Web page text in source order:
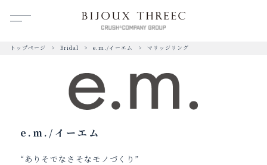
トップページ Bridal e.m./イーエム マリッジリング
e.m./イーエム
“ありそでなさそなモノづくり”